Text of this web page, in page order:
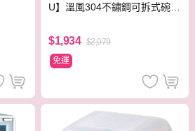
U】溫風304不鏽鋼可拆式碗盤
$1,934 $2,079
免運